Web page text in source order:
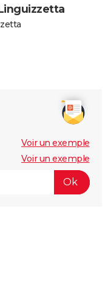
Voir un exemple
Voir un exemple